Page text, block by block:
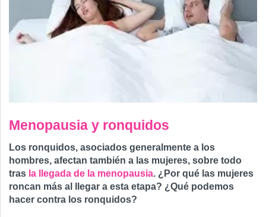
Menopausia y ronquidos
Los ronquidos, asociados generalmente a los
hombres, afectan también a las mujeres, sobre todo
tras la llegada de la menopausia. ¿Por qué las mujeres
roncan más al llegar a esta etapa? ¿Qué podemos
hacer contra los ronquidos?